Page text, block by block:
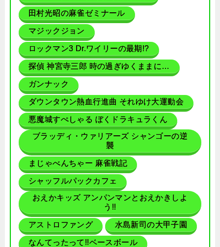
田村光昭の麻雀ゼミナール
マジックジョン
ロックマン3 Dr.ワイリーの最期!?
探偵 神宮寺三郎 時の過ぎゆくままに…
ガンナック
ダウンタウン熱血行進曲 それゆけ大運動会
悪魔城すぺしゃる ぼくドラキュラくん
ブラッディ・ウァリアーズ シャンゴーの逆
襲
まじゃべんちゃー 麻雀戦記
シャッフルパックカフェ
おえかキッズ アンパンマンとおえかきしよ
う!!
アストロファング 水島新司の大甲子園
なんてったって!!ベースボール